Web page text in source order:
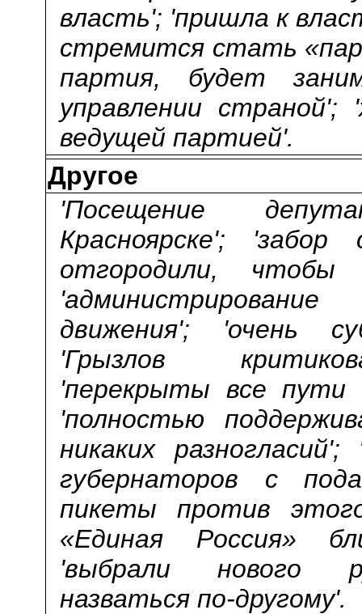
власть'; 'пришла к
стремится стать
партия, будет
управлении
ведущей партией'.
Другое
'Посещение
Красноярске';
отгородили,
движения'; 'очень
'Грызлов
'перекрыты все пути
'полностью
никаких
губернаторов с
пикеты против
«Единая Россия»
'выбрали нового
назваться по-другому'.